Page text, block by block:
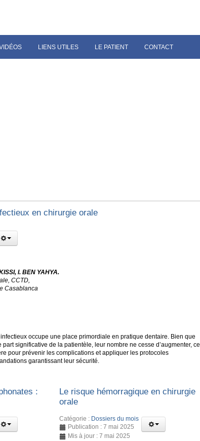
LIENS UTILES LE PATIENT CONTACT
en chirurgie orale
I. BEN YAHYA.
CCTD,
Casablanca
occupe une place primordiale en pratique dentaire. Bien que
significative de la patientèle, leur nombre ne cesse d’augmenter, ce
pour prévenir les complications et appliquer les protocoles
garantissant leur sécurité.
:
Le risque hémorragique en chirurgie
orale
Catégorie : Dossiers du mois
Publication : 7 mai 2025
Mis à jour : 7 mai 2025